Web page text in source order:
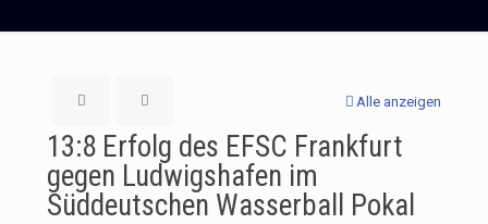
Alle anzeigen
13:8 Erfolg des EFSC Frankfurt
gegen Ludwigshafen im
Süddeutschen Wasserball Pokal